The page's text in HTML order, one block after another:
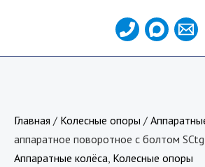
Главная / Колесные опоры /
аппаратное поворотное с болтом
Аппаратные колёса, Колесные опоры
аппаратное
поворотное
с